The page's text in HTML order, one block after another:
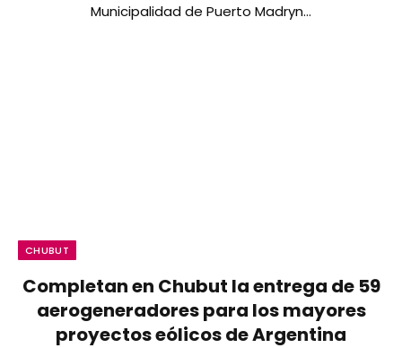
Municipalidad de Puerto Madryn…
CHUBUT
Completan en Chubut la entrega de 59
aerogeneradores para los mayores
proyectos eólicos de Argentina